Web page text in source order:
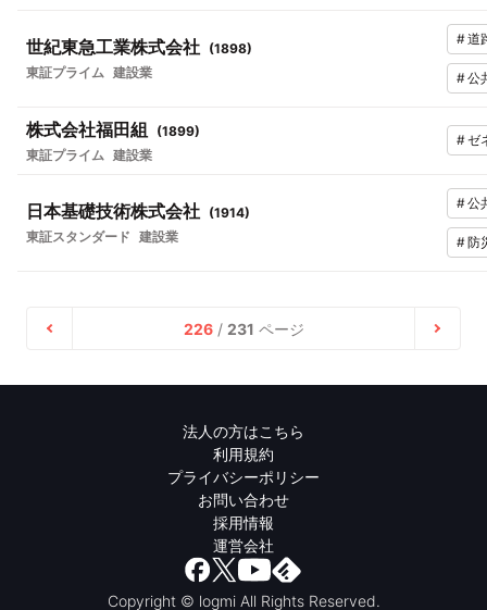
世紀東急工業株式会社 (1898)
東証プライム 建設業
#道
#公
株式会社福田組 (1899)
東証プライム 建設業
#ゼ
日本基礎技術株式会社 (1914)
東証スタンダード 建設業
#公
#防
226/ 231 ページ
法人の方はこちら
利用規約
プライバシーポリシー
お問い合わせ
採用情報
運営会社
Copyright © logmi All Rights Reserved.